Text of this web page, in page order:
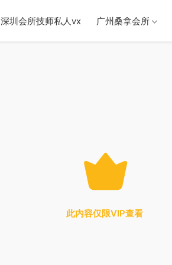
深圳会所技师私人vx 广州桑拿会所
此内容仅限VIP查看